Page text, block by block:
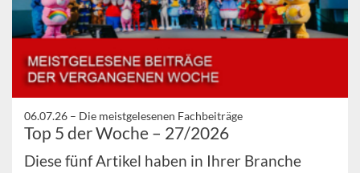
06.07.26 – Die meistgelesenen Fachbeiträge
Top 5 der Woche – 27/2026
Diese fünf Artikel haben in Ihrer Branche